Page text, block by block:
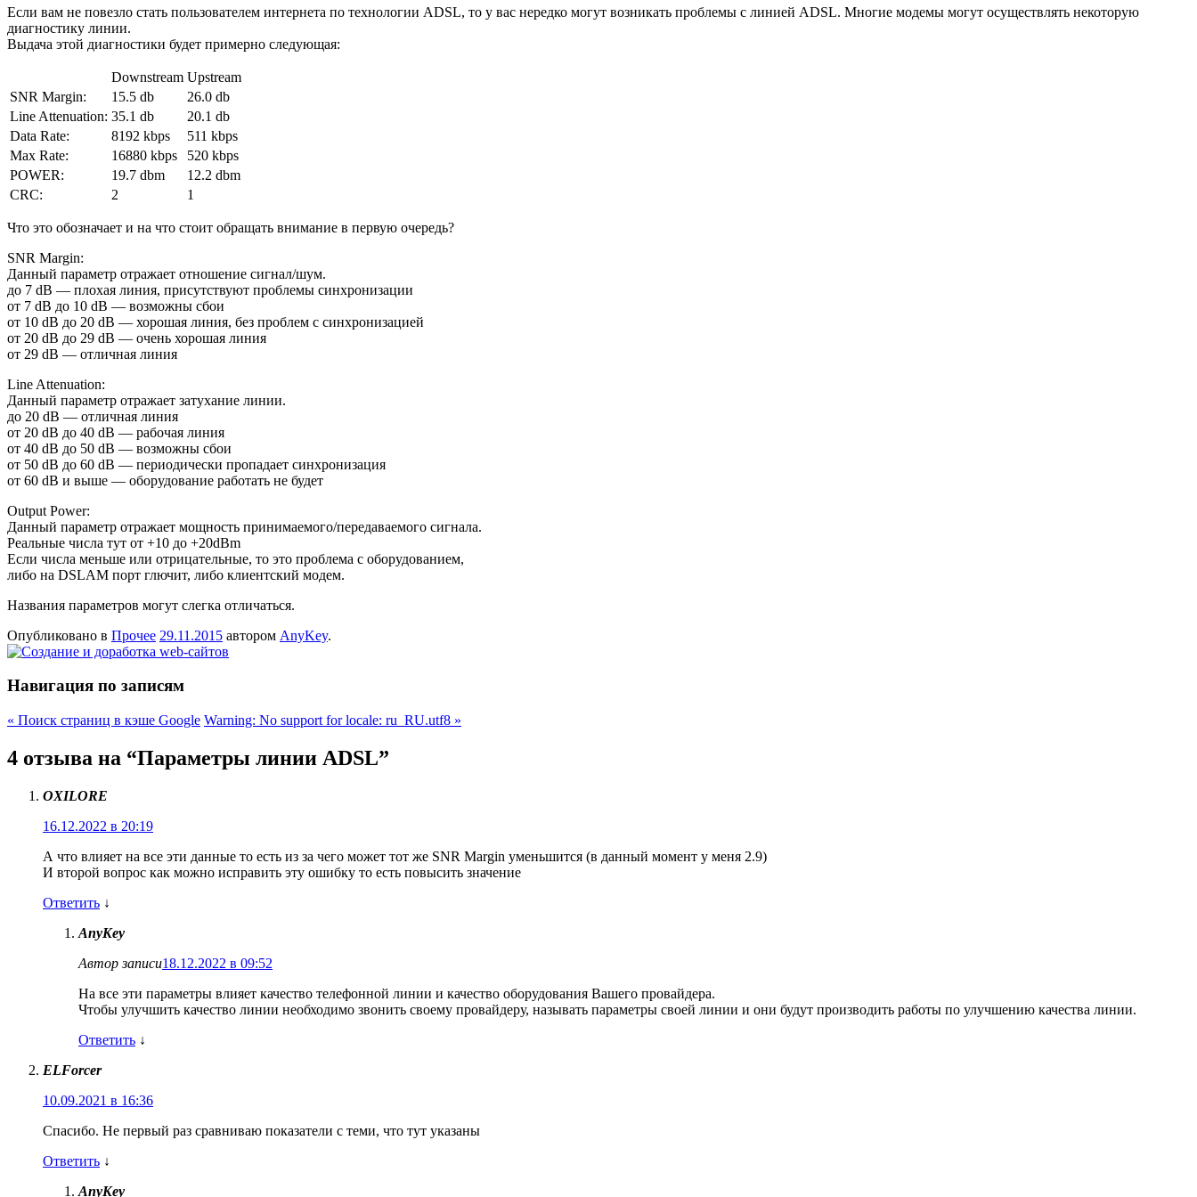
Если вам не повезло стать пользователем интернета по технологии ADSL, то у вас нередко могут возникать проблемы с линией ADSL. Многие модемы могут осуществлять некоторую
диагностику линии.
Выдача этой диагностики будет примерно следующая:
Downstream Upstream
SNR Margin:
15.5 db
26.0 db
Line Attenuation: 35.1 db
20.1 db
Data Rate:
8192 kbps
511 kbps
Max Rate:
16880 kbps
520 kbps
POWER:
19.7 dbm
12.2 dbm
CRC:
2 1
Что это обозначает и на что стоит обращать внимание в первую очередь?
SNR Margin:
Данный параметр отражает отношение сигнал/шум.
до 7 dB — плохая линия, присутствуют проблемы синхронизации
от 7 dB до 10 dB — возможны сбои
от 10 dB до 20 dB — хорошая линия, без проблем с синхронизацией
от 20 dB до 29 dB — очень хорошая линия
от 29 dB — отличная линия
Line Attenuation:
Данный параметр отражает затухание линии.
до 20 dB — отличная линия
от 20 dB до 40 dB — рабочая линия
от 40 dB до 50 dB — возможны сбои
от 50 dB до 60 dB — периодически пропадает синхронизация
от 60 dB и выше — оборудование работать не будет
Output Power:
Данный параметр отражает мощность принимаемого/передаваемого сигнала.
Реальные числа тут от +10 до +20dBm
Если числа меньше или отрицательные, то это проблема с оборудованием,
либо на DSLAM порт глючит, либо клиентский модем.
Названия параметров могут слегка отличаться.
Опубликовано в Прочее 29.11.2015 автором AnyKey.
Навигация по записям
« Поиск страниц в кэше Google Warning: No support for locale: ru_RU.utf8 »
4 отзыва на “Параметры линии ADSL”
OXILORE
16.12.2022 в 20:19
А что влияет на все эти данные то есть из за чего может тот же SNR Margin уменьшится (в данный момент у меня 2.9)
И второй вопрос как можно исправить эту ошибку то есть повысить значение
Ответить ↓
AnyKey
Автор записи18.12.2022 в 09:52
На все эти параметры влияет качество телефонной линии и качество оборудования Вашего провайдера.
Чтобы улучшить качество линии необходимо звонить своему провайдеру, называть параметры своей линии и они будут производить работы по улучшению качества линии.
Ответить ↓
ELForcer
10.09.2021 в 16:36
Спасибо. Не первый раз сравниваю показатели с теми, что тут указаны
Ответить ↓
AnyKey